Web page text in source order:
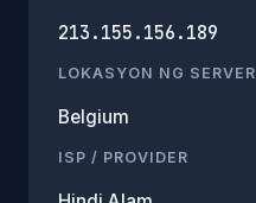
213.155.156.189
LOKASYON NG SERVER
Belgium
ISP / PROVIDER